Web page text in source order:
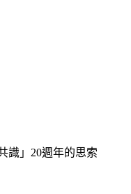
識」20週年的思索